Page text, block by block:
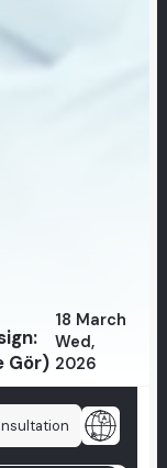
Gör)
18 March
Wed,
2026